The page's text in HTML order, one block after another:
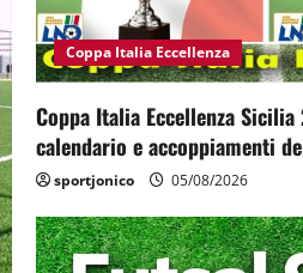
Coppa Italia Eccellenza
Coppa Italia Eccellenza
calendario e accoppiamenti
sportjonico 05/08/2026